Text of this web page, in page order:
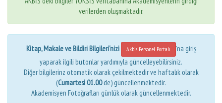
verilerden oluşmaktadır.
Kitap, Makale ve Bildiri Bilgileri'nizi Akbis Personel Portalı
'na giriş
yaparak ilgili butonlar yardımıyla güncelleyebilirsiniz.
Diğer bilgilerinz otomatik olarak çekilmektedir ve haftalık olarak
(Cumartesi 01.00de) güncellenmektedir.
Akademisyen Fotoğrafları günlük olarak güncellenmektedir.